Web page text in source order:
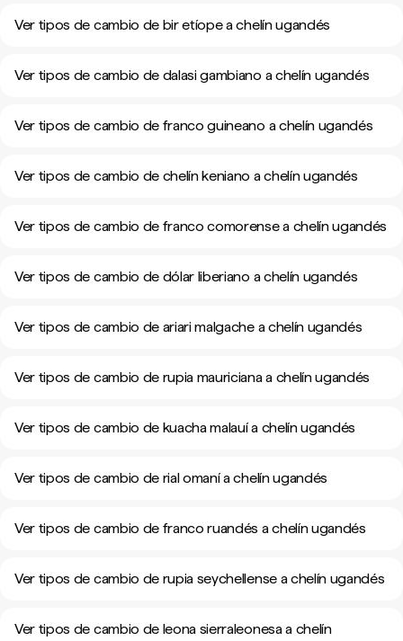
Ver tipos de cambio de bir etíope a chelín ugandés
Ver tipos de cambio de dalasi gambiano a chelín ugandés
Ver tipos de cambio de franco guineano a chelín ugandés
Ver tipos de cambio de chelín keniano a chelín ugandés
Ver tipos de cambio de franco comorense a chelín ugandés
Ver tipos de cambio de dólar liberiano a chelín ugandés
Ver tipos de cambio de ariari malgache a chelín ugandés
Ver tipos de cambio de rupia mauriciana a chelín ugandés
Ver tipos de cambio de kuacha malauí a chelín ugandés
Ver tipos de cambio de rial omaní a chelín ugandés
Ver tipos de cambio de franco ruandés a chelín ugandés
Ver tipos de cambio de rupia seychellense a chelín ugandés
Ver tipos de cambio de leona sierraleonesa a chelín